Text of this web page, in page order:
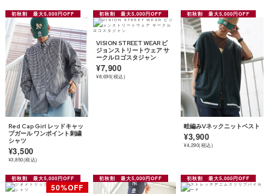
Red Cap Girl レッドキャッ
プガール ワンポイント刺繍
シャツ
¥3,500
¥3,850(税込)
VISION STREET WEAR ビ
ジョンストリートウェア サ
ークルロゴスタジャン
¥7,900
¥8,690(税込)
畦編みVネックニットベスト
¥3,900
¥4,290(税込)